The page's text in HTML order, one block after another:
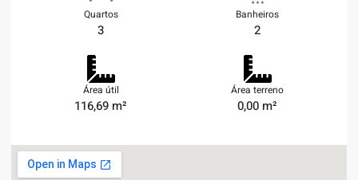
Quartos
3
Banheiros
2
Área útil
116,69 m²
Área terreno
0,00 m²